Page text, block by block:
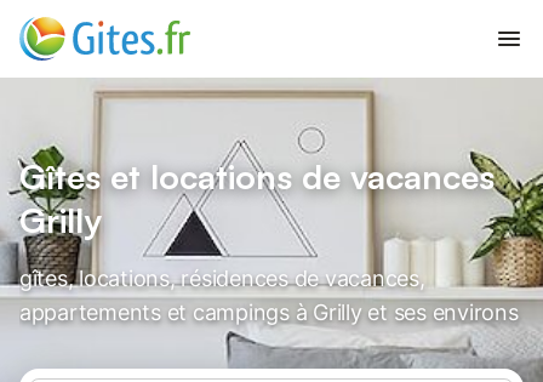
Gîtes et locations de vacances
Grilly
gîtes, locations, résidences de vacances,
appartements et campings à Grilly et ses environs